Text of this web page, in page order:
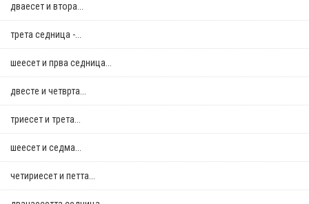
дваесет и втора...
трета седница -...
шеесет и прва седница...
двестe и четврта...
триесет и трета...
шеесет и седма...
четириесет и петта...